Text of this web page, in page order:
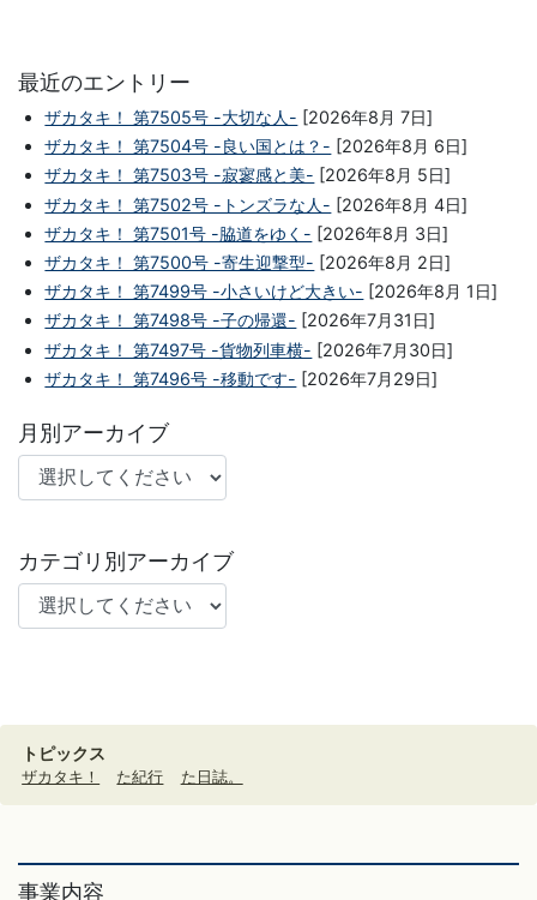
最近のエントリー
ザカタキ！ 第7505号 -大切な人- [2026年8月 7日]
ザカタキ！ 第7504号 -良い国とは？- [2026年8月 6日]
ザカタキ！ 第7503号 -寂寥感と美- [2026年8月 5日]
ザカタキ！ 第7502号 -トンズラな人- [2026年8月 4日]
ザカタキ！ 第7501号 -脇道をゆく- [2026年8月 3日]
ザカタキ！ 第7500号 -寄生迎撃型- [2026年8月 2日]
ザカタキ！ 第7499号 -小さいけど大きい- [2026年8月 1日]
ザカタキ！ 第7498号 -子の帰還- [2026年7月31日]
ザカタキ！ 第7497号 -貨物列車横- [2026年7月30日]
ザカタキ！ 第7496号 -移動です- [2026年7月29日]
月別アーカイブ
カテゴリ別アーカイブ
トピックス
ザカタキ！ た紀行 た日誌。
事業内容